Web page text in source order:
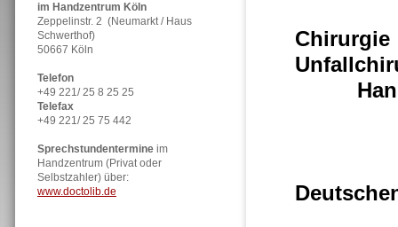
im Handzentrum Köln
Zeppelinstr. 2 (Neumarkt / Haus
Schwerthof)
50667 Köln
Telefon
+49 221/ 25 8 25 25
Telefax
+49 221/ 25 75 442
Sprechstundentermine im
Handzentrum (Privat oder
Selbstzahler) über:
www.doctolib.de